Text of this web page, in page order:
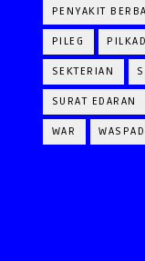
PENYAKIT
PILEG
SEKTERIAN
SURAT EDARAN
WAR